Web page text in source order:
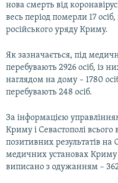
Усі сайти RFE/RL
нова смерть від
весь період померли 17
російського уряду Криму.
Як зазначається, під
перебувають 2926 осіб, із
наглядом на дому – 1780
перебувають 248 осіб.
За інформацією
Криму і Севастополі всього
позитивних результатів на
медичних установах
виписано з одужанням –